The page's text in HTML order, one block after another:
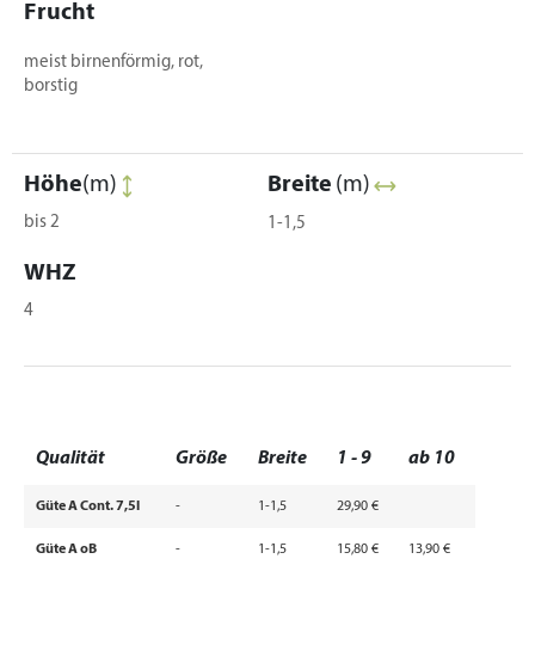
Frucht
meist birnenförmig, rot,
borstig
Höhe(m)
bis 2
Breite (m)
1-1,5
WHZ
4
Qualität Größe Breite 1 - 9 ab 10
Güte A Cont. 7,5l - 1-1,5 29,90 €
Güte A oB - 1-1,5 15,80 € 13,90 €